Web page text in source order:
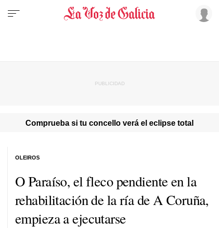
Comprueba si tu concello verá el eclipse total
O Paraíso, el fleco pendiente en la
rehabilitación de la ría de A Coruña,
empieza a ejecutarse
OLEIROS